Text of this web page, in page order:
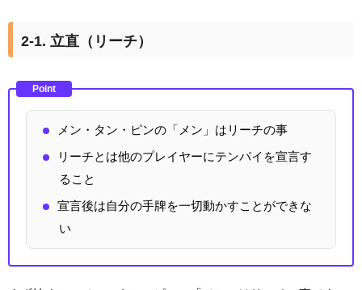
2-1. 立直（リーチ）
Point
メン・タン・ピンの「メン」はリーチの事
リーチとは他のプレイヤーにテンパイを宣言す
ること
宣言後は自分の手牌を一切動かすことができな
い